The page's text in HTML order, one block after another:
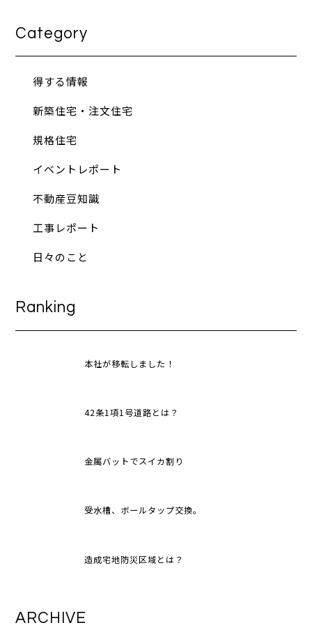
Category
得する情報
新築住宅・注文住宅
規格住宅
イベントレポート
不動産豆知識
工事レポート
日々のこと
Ranking
本社が移転しました！
42条1項1号道路とは？
金属バットでスイカ割り
受水槽、ボールタップ交換。
造成宅地防災区域とは？
ARCHIVE